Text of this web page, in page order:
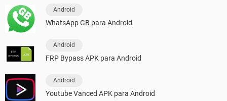
Android
WhatsApp GB para Android
Android
FRP Bypass APK para Android
Android
Youtube Vanced APK para Android